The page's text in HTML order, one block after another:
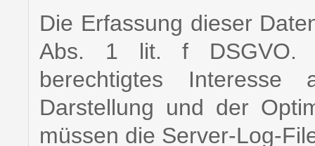
Die Erfassung dieser
Abs. 1 lit. f DSGVO.
berechtigtes
Darstellung und der
müssen die Server-Log-